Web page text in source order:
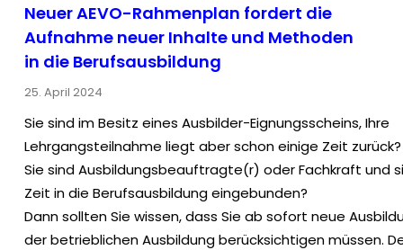
Neuer AEVO-Rahmenplan fordert die
Aufnahme neuer Inhalte und Methoden
in die Berufsausbildung
25. April 2024
Sie sind im Besitz eines Ausbilder-Eignungsscheins, Ihre
Lehrgangsteilnahme liegt aber schon einige Zeit zurück?
Sie sind Ausbildungsbeauftragte(r) oder Fachkraft und
Zeit in die Berufsausbildung eingebunden?
Dann sollten Sie wissen, dass Sie ab sofort neue
der betrieblichen Ausbildung berücksichtigen müssen.